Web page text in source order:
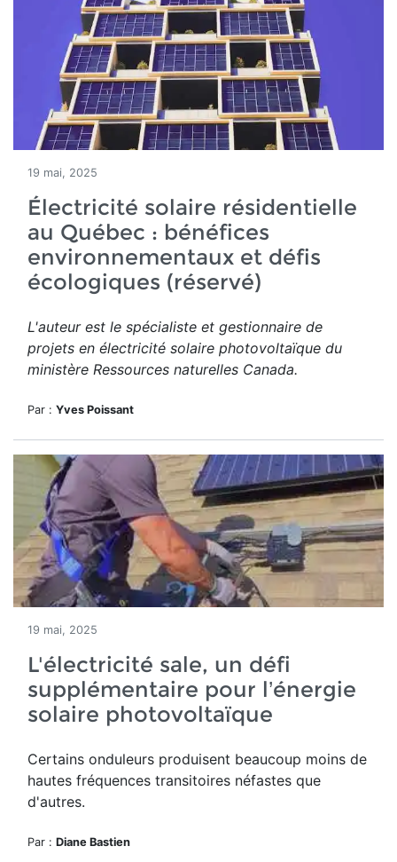
19 mai, 2025
Électricité solaire résidentielle
au Québec : bénéfices
environnementaux et défis
écologiques (réservé)
L'auteur est le spécialiste et gestionnaire de
projets en électricité solaire photovoltaïque du
ministère Ressources naturelles Canada.
Par : Yves Poissant
19 mai, 2025
L'électricité sale, un défi
supplémentaire pour l’énergie
solaire photovoltaïque
Certains onduleurs produisent beaucoup moins de
hautes fréquences transitoires néfastes que
d'autres.
Par : Diane Bastien